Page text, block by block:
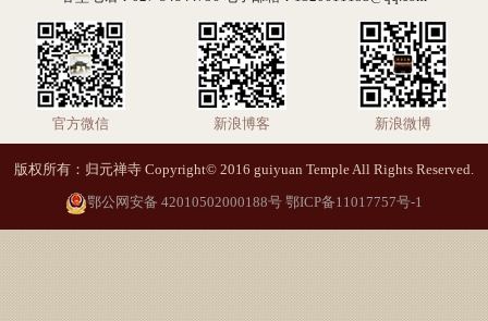
官方微信 新浪博客 新浪微博
版权所有：归元禅寺 Copyright© 2016 guiyuan Temple All Rights Reserved.
鄂公网安备 42010502000188号 鄂ICP备11017757号-1